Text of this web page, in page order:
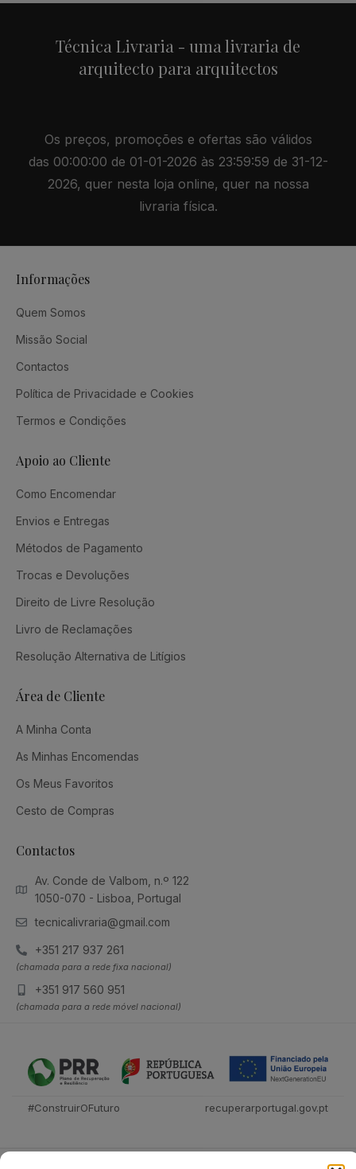
Técnica Livraria - uma livraria de
arquitecto para arquitectos
Os preços, promoções e ofertas são válidos
das 00:00:00 de 01-01-2026 às 23:59:59 de 31-12-
2026, quer nesta loja online, quer na nossa
livraria física.
Informações
Quem Somos
Missão Social
Contactos
Política de Privacidade e Cookies
Termos e Condições
Apoio ao Cliente
Como Encomendar
Envios e Entregas
Métodos de Pagamento
Trocas e Devoluções
Direito de Livre Resolução
Livro de Reclamações
Resolução Alternativa de Litígios
Área de Cliente
A Minha Conta
As Minhas Encomendas
Os Meus Favoritos
Cesto de Compras
Contactos
Av. Conde de Valbom, n.º 122
1050-070 - Lisboa, Portugal
tecnicalivraria@gmail.com
+351 217 937 261
(chamada para a rede fixa nacional)
+351 917 560 951
(chamada para a rede móvel nacional)
#ConstruirOFuturo recuperarportugal.gov.pt